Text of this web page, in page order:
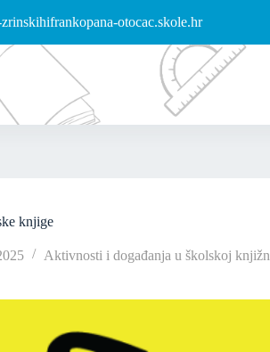
otocac.skole.hr
knjige
Aktivnosti i događanja u školskoj